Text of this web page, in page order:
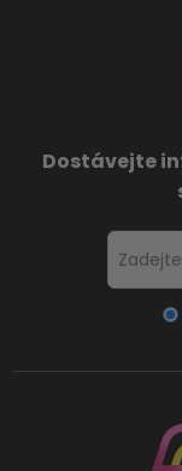
Dostávejte